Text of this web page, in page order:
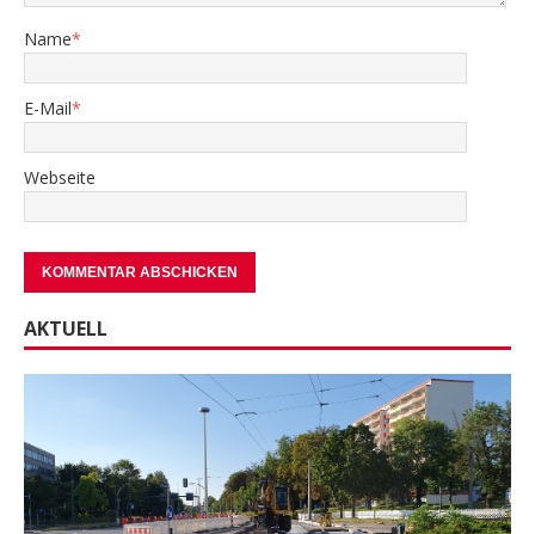
Name*
E-Mail*
Webseite
AKTUELL